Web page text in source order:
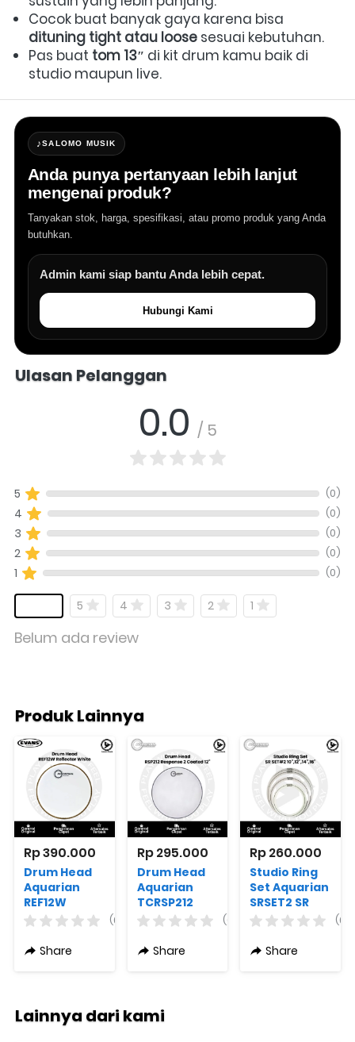
dituning tight atau loose sesuai kebutuhan.
Pas buat tom 13″ di kit drum kamu baik di
studio maupun live.
♪SALOMO MUSIK
Anda punya pertanyaan lebih lanjut
mengenai produk?
Tanyakan stok, harga, spesifikasi, atau promo produk yang Anda
butuhkan.
Admin kami siap bantu Anda lebih cepat.
Hubungi Kami
Ulasan Pelanggan
0.0 / 5
5 (0)
4 (0)
3 (0)
2 (0)
1 (0)
5 4 3 2 1
Belum ada review
Produk Lainnya
Rp 390.000
Drum Head
Aquarian
REF12W
Reflector
(0)
Share
Rp 295.000
Drum Head
Aquarian
TCRSP212
Response 2
(0)
Share
Rp 260.000
Studio Ring
Set Aquarian
SRSET2 SR
SET#2
(0)
Share
Lainnya dari kami